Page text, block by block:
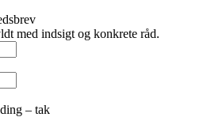
med indsigt og konkrete råd.
– tak